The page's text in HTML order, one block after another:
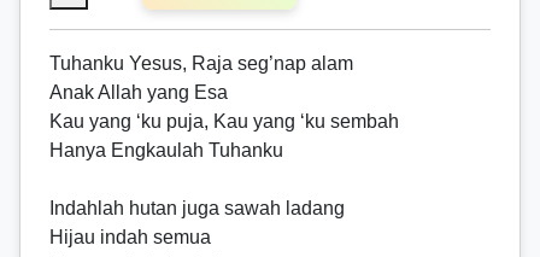
Tuhanku Yesus, Raja seg’nap alam
Anak Allah yang Esa
Kau yang ‘ku puja, Kau yang ‘ku sembah
Hanya Engkaulah Tuhanku
Indahlah hutan juga sawah ladang
Hijau indah semua